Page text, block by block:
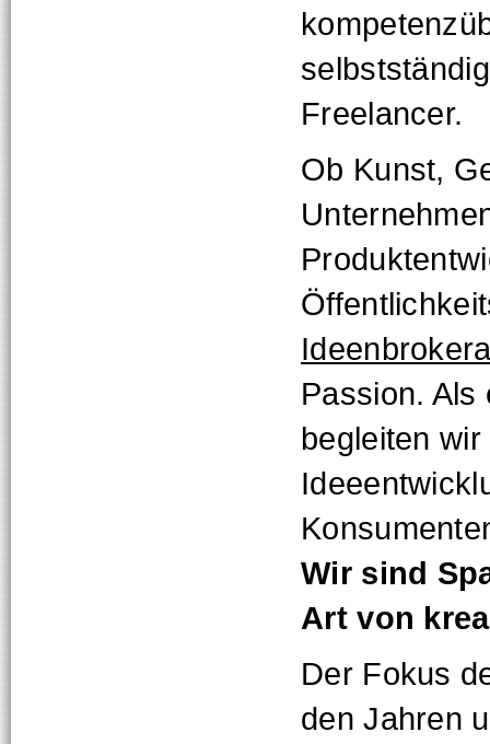
Freelancer.
Ob Kunst,
Passion. Als
begleiten
Wir sind
Art von
Der Fokus
den Jahren